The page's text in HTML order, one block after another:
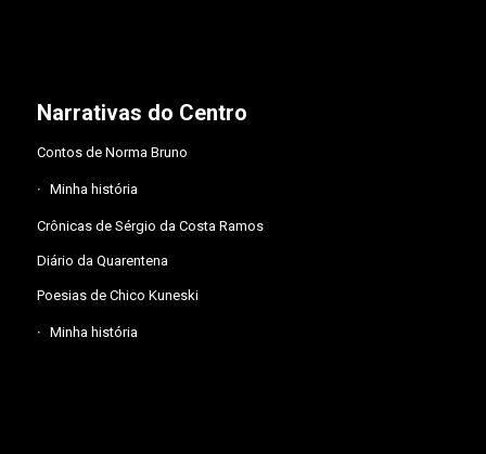
Narrativas do Centro
Contos de Norma Bruno
Minha história
Crônicas de Sérgio da Costa Ramos
Diário da Quarentena
Poesias de Chico Kuneski
Minha história